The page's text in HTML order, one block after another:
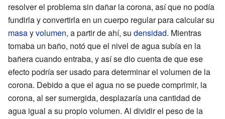
resolver el problema sin dañar la corona, así que no podía
fundirla y convertirla en un cuerpo regular para calcular su
masayvolumen, a partir de ahí, su densidad. Mientras
tomaba un baño, notó que el nivel de agua subía en la
bañera cuando entraba, y así se dio cuenta de que ese
efecto podría ser usado para determinar el volumen de la
corona. Debido a que el agua no se puede comprimir, la
corona, al ser sumergida, desplazaría una cantidad de
agua igual a su propio volumen. Al dividir el peso de la